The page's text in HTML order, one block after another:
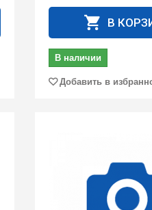
В
В наличии
Добавить в